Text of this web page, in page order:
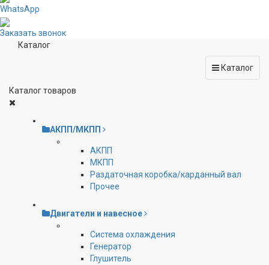
WhatsApp
Заказать звонок
Каталог
Каталог
Каталог товаров
АКПП/МКПП
АКПП
МКПП
Раздаточная коробка/карданный вал
Прочее
Двигатели и навесное
Cистема охлаждения
Генератор
Глушитель